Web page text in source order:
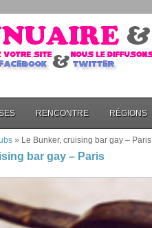
RENCONTRE RÉGIONS
» Le Bunker, cruising bar gay – Paris
bar gay – Paris